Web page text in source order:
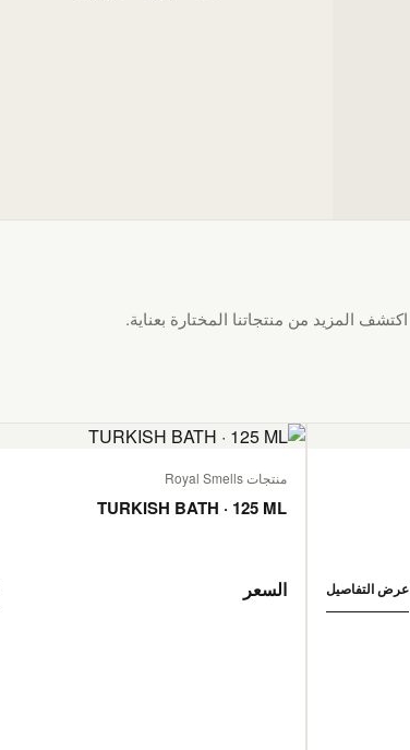
اكتشف المزيد من منتجاتنا المختارة بعناية.
عرض التفاصيل
منتجات Royal Smells
TURKISH BATH · 125 ML
السعر